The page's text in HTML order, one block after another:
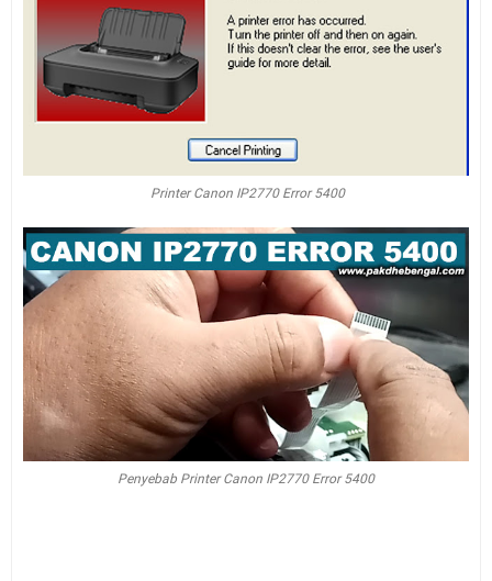
Printer Canon IP2770 Error 5400
Penyebab Printer Canon IP2770 Error 5400